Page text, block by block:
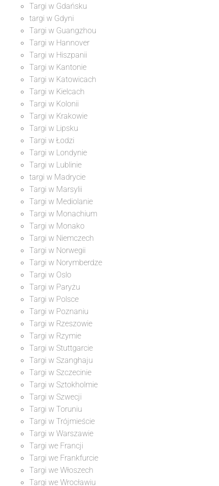
Targi w Gdańsku
targi w Gdyni
Targi w Guangzhou
Targi w Hannover
Targi w Hiszpanii
Targi w Kantonie
Targi w Katowicach
Targi w Kielcach
Targi w Kolonii
Targi w Krakowie
Targi w Lipsku
Targi w Łodzi
Targi w Londynie
Targi w Lublinie
targi w Madrycie
Targi w Marsylii
Targi w Mediolanie
Targi w Monachium
Targi w Monako
Targi w Niemczech
Targi w Norwegii
Targi w Norymberdze
Targi w Oslo
Targi w Paryżu
Targi w Polsce
Targi w Poznaniu
Targi w Rzeszowie
Targi w Rzymie
Targi w Stuttgarcie
Targi w Szanghaju
Targi w Szczecinie
Targi w Sztokholmie
Targi w Szwecji
Targi w Toruniu
Targi w Trójmieście
Targi w Warszawie
Targi we Francji
Targi we Frankfurcie
Targi we Włoszech
Targi we Wrocławiu